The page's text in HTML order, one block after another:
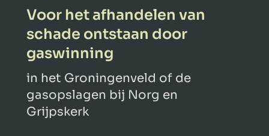
Voor het afhandelen van
schade ontstaan door
gaswinning
in het Groningenveld of de
gasopslagen bij Norg en
Grijpskerk